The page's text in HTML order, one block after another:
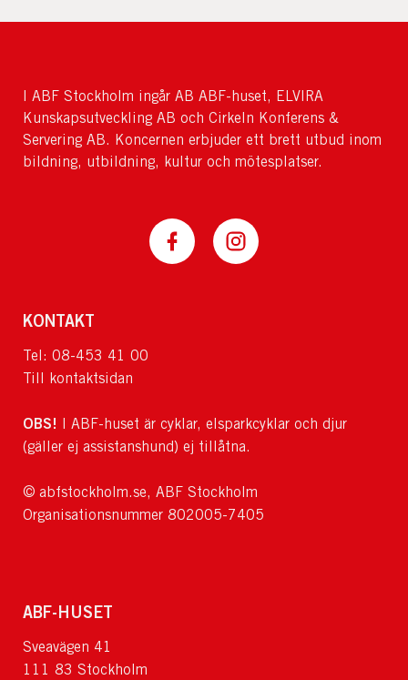
I ABF Stockholm ingår AB ABF-huset, ELVIRA
Kunskapsutveckling AB och Cirkeln Konferens &
Servering AB. Koncernen erbjuder ett brett utbud inom
bildning, utbildning, kultur och mötesplatser.
KONTAKT
Tel: 08-453 41 00
Till kontaktsidan
OBS! I ABF-huset är cyklar, elsparkcyklar och djur
(gäller ej assistanshund) ej tillåtna.
© abfstockholm.se, ABF Stockholm
Organisationsnummer 802005-7405
ABF-HUSET
Sveavägen 41
111 83 Stockholm